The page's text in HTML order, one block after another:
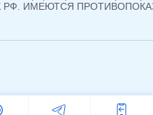
ГК РФ. ИМЕЮТСЯ